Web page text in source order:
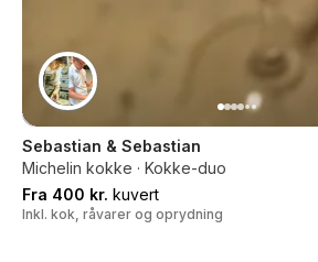
Sebastian & Sebastian
Michelin kokke · Kokke-duo
Fra 400 kr. kuvert
Inkl. kok, råvarer og oprydning